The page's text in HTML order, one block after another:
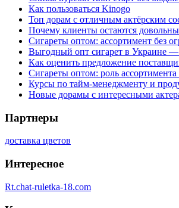
Как пользоваться Kinogo
Топ дорам с отличным актёрским
Почему клиенты остаются довольны
Сигареты оптом: ассортимент без
Выгодный опт сигарет в Украине —
Как оценить предложение
Сигареты оптом: роль ассортимента
Курсы по тайм-менеджменту и
Новые дорамы с интересными
Партнеры
доставка цветов
Интересное
Rt.chat-ruletka-18.com